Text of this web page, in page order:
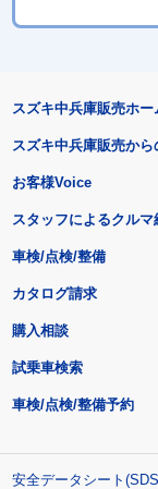
スズキ中兵庫販売ホー
スズキ中兵庫販売か
お客様Voice
スタッフによるクルマ
車検/点検/整備
カタログ請求
購入相談
試乗車検索
車検/点検/整備予約
安全データシート